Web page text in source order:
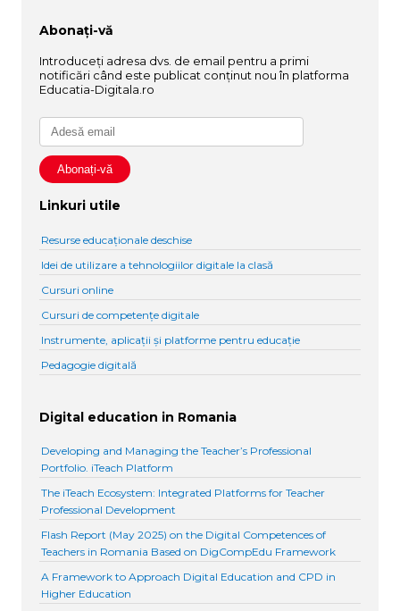
Abonați-vă
Introduceți adresa dvs. de email pentru a primi
notificări când este publicat conținut nou în platforma
Educatia-Digitala.ro
Linkuri utile
Resurse educaționale deschise
Idei de utilizare a tehnologiilor digitale la clasă
Cursuri online
Cursuri de competențe digitale
Instrumente, aplicații și platforme pentru educație
Pedagogie digitală
Digital education in Romania
Developing and Managing the Teacher’s Professional
Portfolio. iTeach Platform
The iTeach Ecosystem: Integrated Platforms for Teacher
Professional Development
Flash Report (May 2025) on the Digital Competences of
Teachers in Romania Based on DigCompEdu Framework
A Framework to Approach Digital Education and CPD in
Higher Education